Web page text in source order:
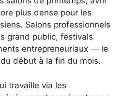
plus dense pour les
Salons professionnels
grand public, festivals
entrepreneuriaux — le
début à la fin du mois.
travaille via les